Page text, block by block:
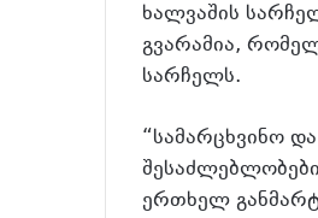
ხალვაშის
გვარამია,
სარჩელს.
“სამარცხვინო
ერთხელ